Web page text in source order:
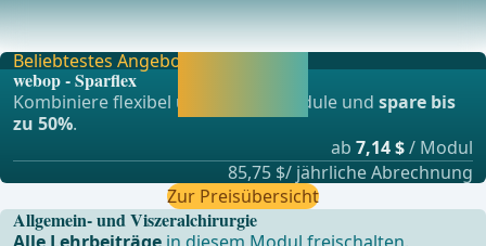
Arterielle Versorgung des linken Hemikolons, Colon
Sigmoideums bis zum oberen Rectum durch die A. m
Beliebtestes Angebot
webop - Sparflex
Kombiniere flexibel unsere Lernmodule undspare bis
zu 50%.
ab 7,14 $/ Modul
85,75 $/ jährliche Abrechnung
Zur Preisübersicht
Allgemein- und Viszeralchirurgie